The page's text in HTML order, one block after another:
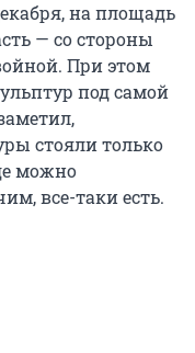
на площадь
— со стороны
При этом
под самой
стояли только
можно
все-таки есть.